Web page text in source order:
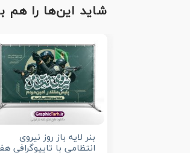
شاید این‌ها را هم
بنر لایه باز روز نیروی
انتظامی با تایپوگرافی